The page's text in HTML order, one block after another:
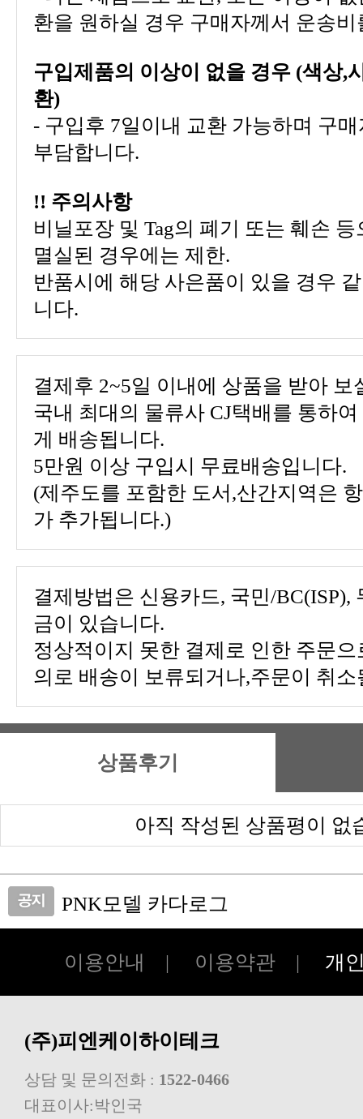
환을 원하실 경우 구매자께서 운송
환)
부담합니다.
!! 주의사항
멸실된 경우에는 제한.
니다.
결제후 2~5일 이내에 상품을 받아 보
게 배송됩니다.
5만원 이상 구입시 무료배송입니다.
가 추가됩니다.)
금이 있습니다.
의로 배송이 보류되거나,주문이 취
상품후기
아직 작성된 상품평이 없
PNK모델 카다로그
피앤케이하이테크 쇼핑몰 오픈!!
이용안내
| 이용약관 | 개
(주)피엔케이하이테크
상담 및 문의전화 : 1522-0466
대표이사:박인국